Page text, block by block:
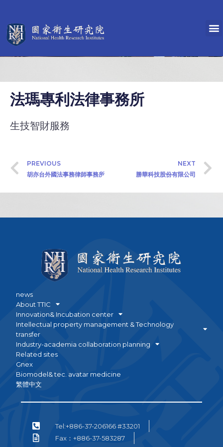
法瑪專利法律事務所
生技智財服務
PREVIOUS
胡亦台外國法事務律師事務所
NEXT
勝華科技股份有限公司
news
About TTIC
Innovation& Incubation center
Intellectual property management & Technology
transfer
Industry-academia collaboration planning
Related sites
Gnex
Biomodel& tec. avatar medicine
繁體中文
Tel:+886-37-206166 #33201
Fax：+886-37-583287